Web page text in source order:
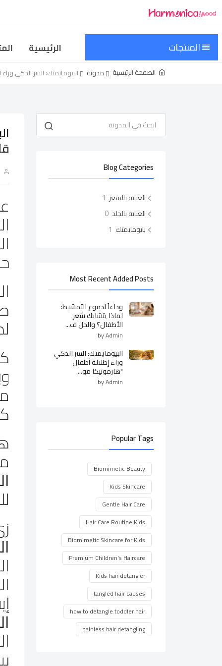
المنتجات الرئيسية
الصفحة الرئيسية مدونة البيومايمتك: السر الذكي
Blog Categories
العناية بالشعر 1
العناية بالجلد 0
بايومايمتك 1
Most Recent Added Posts
وداعاً لدموع التمشيط:
لماذا يتشابك شعر
الأطفال؟ والحل ف...
by Admin
البيومايمتك: السر الذكي
وراء إطلالة أطفال
"هارمونيكا مو...
by Admin
Popular Tags
Biomimetic Beauty
Kids Skincare
Gentle Hair Care
Hair Care Routine Kids
Biomimetic Skincare for Kids
Premium Children's Haircare
Kids hair detangler
tangled hair causes
how to detangle toddler hair
painless hair detangling